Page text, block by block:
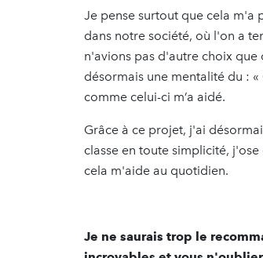
Je pense surtout que cela m'a
dans notre société, où l'on a
n'avions pas d'autre choix
désormais une mentalité du : «
comme celui-ci m’a aidé.
Grâce à ce projet, j'ai
classe en toute simplicité,
cela m'aide au quotidien.
Je ne saurais trop le